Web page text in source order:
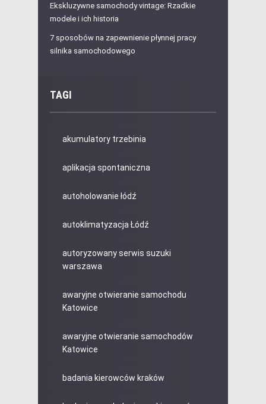
Ekskluzywne samochody vintage: Rzadkie
modele i ich historia
7 sposobów na zapewnienie płynnej pracy
silnika samochodowego
TAGI
akumulatory trzebinia
aplikacja spontaniczna
autoholowanie łódź
autoklimatyzacja Łódź
autoryzowany serwis suzuki
warszawa
awaryjne otwieranie samochodu
Katowice
awaryjne otwieranie samochodów
Katowice
badania kierowców kraków